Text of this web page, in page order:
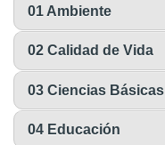
01 Ambiente
02 Calidad de Vida
03 Ciencias Básicas
04 Educación